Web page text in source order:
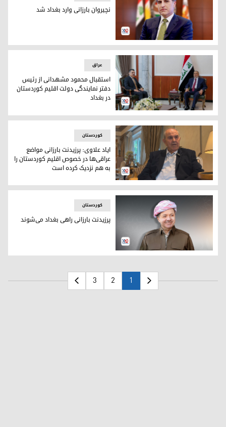
نچیروان بارزانی، رئیس اقلیم کوردستان
نچیروان بارزانی وارد بغداد شد
محمود مشهدانی،‌ رئیس مجلس نمایندگان عراق و فارس عیسی،
عراق
استقبال محمود مشهدانی از رئیس
دفتر نمایندگی دولت اقلیم کوردستان
در بغداد
ایاد علاوی، نخست وزیر اسبق عراق
کوردستان
ایاد علاوی: پرزیدنت بارزانی مواضع
عراقی‌‌ها در خصوص اقلیم کوردستان را
به هم نزدیک کرده است
پرزیدنت مسعود بارزانی
کوردستان
پرزیدنت بارزانی راهی بغداد می‌شوند
1
2
3